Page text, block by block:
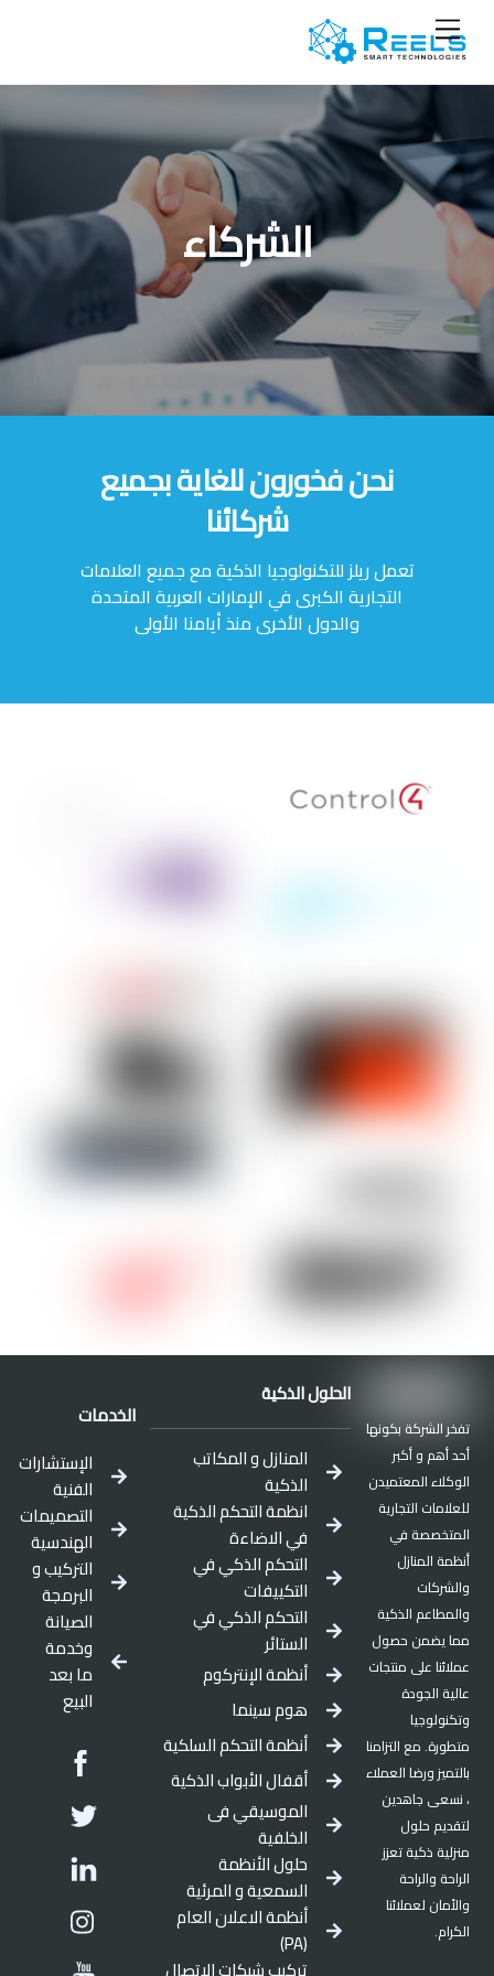
content
Menu
الشركاء
نحن فخورون للغاية بجميع
شركائنا
تعمل ريلز للتكنولوجيا الذكية مع جميع العلامات
التجارية الكبرى في الإمارات العربية المتحدة
والدول الأخرى منذ أيامنا الأولى
تفخر الشركة بكونها
أحد أهم و أكبر
الوكلاء المعتميدن
للعلامات التجارية
المتخصصة في
أنظمة المنازل
والشركات
والمطاعم الذكية
مما يضمن حصول
عملائنا على منتجات
عالية الجودة
وتكنولوجيا
متطورة. مع التزامنا
بالتميز ورضا العملاء
، نسعى جاهدين
لتقديم حلول
منزلية ذكية تعزز
الراحة والراحة
والأمان لعملائنا
الكرام.
الحلول الذكية
المنازل و المكاتب
الذكية
انظمة التحكم الذكية
في الاضاءة
التحكم الذكي في
التكييفات
التحكم الذكي في
الستائر
أنظمة الإنتركوم
هوم سينما
أنظمة التحكم السلكية
أقفال الأبواب الذكية
الموسيقي فى
الخلفية
حلول الأنظمة
السمعية و المرئية
أنظمة الاعلان العام
(PA)
الخدمات
الإستشارات
الفنية
التصميمات
الهندسية
التركيب و
البرمجة
الصيانة
وخدمة
ما بعد
البيع